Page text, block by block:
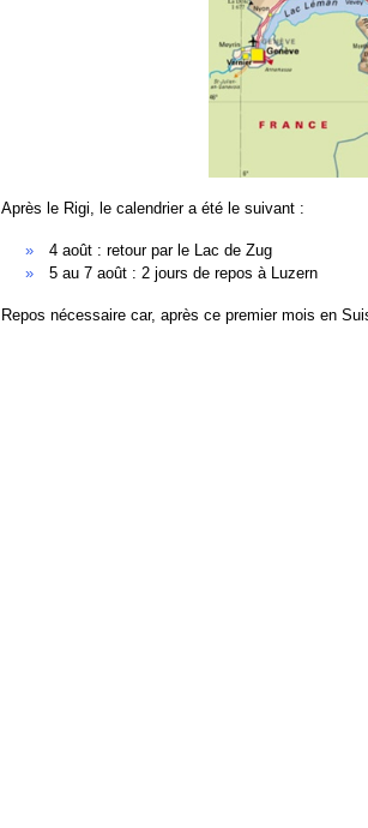
Après le Rigi, le calendrier a été le suivant :
4 août : retour par le Lac de Zug
5 au 7 août : 2 jours de repos à Luzern
Repos nécessaire car, après ce premier mois en